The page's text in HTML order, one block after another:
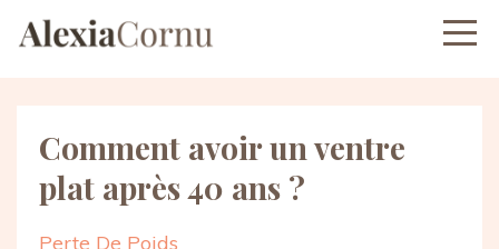
Comment avoir un ventre
plat après 40 ans ?
Perte De Poids